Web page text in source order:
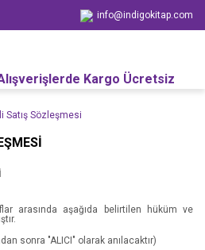
info@indigokitap.com
Kargo Ücretsiz
Satış Sözleşmesi
arasında aşağıda belirtilen hüküm ve
sonra "ALICI" olarak anılacaktır)